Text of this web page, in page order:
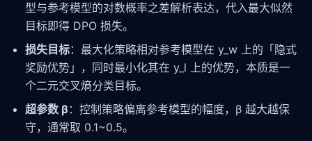
型与参考模型的对数概率之差解析表达，代入最大似然
目标即得 DPO 损失。
损失目标：最大化策略相对参考模型在 y_w 上的「隐式
奖励优势」，同时最小化其在 y_l 上的优势，本质是一
个二元交叉熵分类目标。
超参数 β ：控制策略偏离参考模型的幅度，β 越大越保
守，通常取 0.1~0.5。